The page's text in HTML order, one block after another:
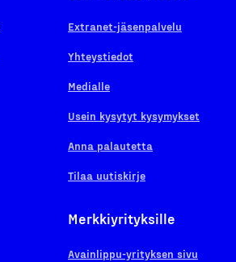
Extranet-jäsenpalvelu
Yhteystiedot
Medialle
Usein kysytyt kysymykset
Anna palautetta
Tilaa uutiskirje
Merkkiyrityksille
Avainlippu-yrityksen sivu